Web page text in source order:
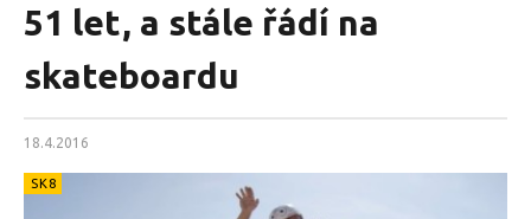
51 let, a stále řádí na
skateboardu
18.4.2016
SK8